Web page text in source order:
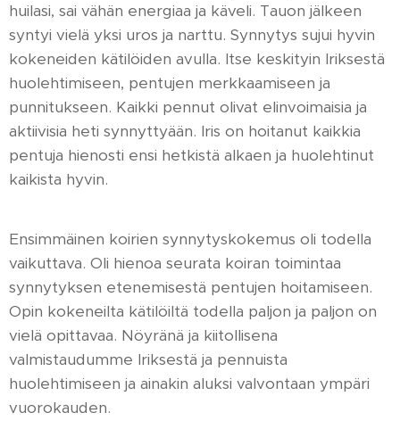
huilasi, sai vähän energiaa ja käveli. Tauon jälkeen
syntyi vielä yksi uros ja narttu. Synnytys sujui hyvin
kokeneiden kätilöiden avulla. Itse keskityin Iriksestä
huolehtimiseen, pentujen merkkaamiseen ja
punnitukseen. Kaikki pennut olivat elinvoimaisia ja
aktiivisia heti synnyttyään. Iris on hoitanut kaikkia
pentuja hienosti ensi hetkistä alkaen ja huolehtinut
kaikista hyvin.
Ensimmäinen koirien synnytyskokemus oli todella
vaikuttava. Oli hienoa seurata koiran toimintaa
synnytyksen etenemisestä pentujen hoitamiseen.
Opin kokeneilta kätilöiltä todella paljon ja paljon on
vielä opittavaa. Nöyränä ja kiitollisena
valmistaudumme Iriksestä ja pennuista
huolehtimiseen ja ainakin aluksi valvontaan ympäri
vuorokauden.